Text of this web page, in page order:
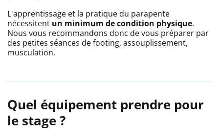
L'apprentissage et la pratique du parapente
nécessitent un minimum de condition physique.
Nous vous recommandons donc de vous préparer par
des petites séances de footing, assouplissement,
musculation.
Quel équipement prendre pour
le stage ?